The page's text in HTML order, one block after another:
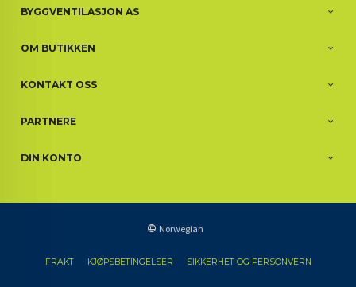
BYGGVENTILASJON AS
OM BUTIKKEN
KONTAKT OSS
PARTNERE
DIN KONTO
Norwegian
FRAKT KJØPSBETINGELSER SIKKERHET OG PERSONVERN